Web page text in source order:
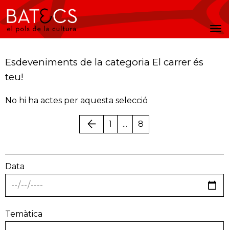
Batecs
Esdeveniments de la categoria El carrer és
teu!
No hi ha actes per aquesta selecció
1 ... 8
Data
Temàtica